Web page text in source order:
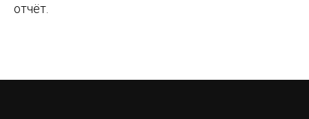
отчёт.